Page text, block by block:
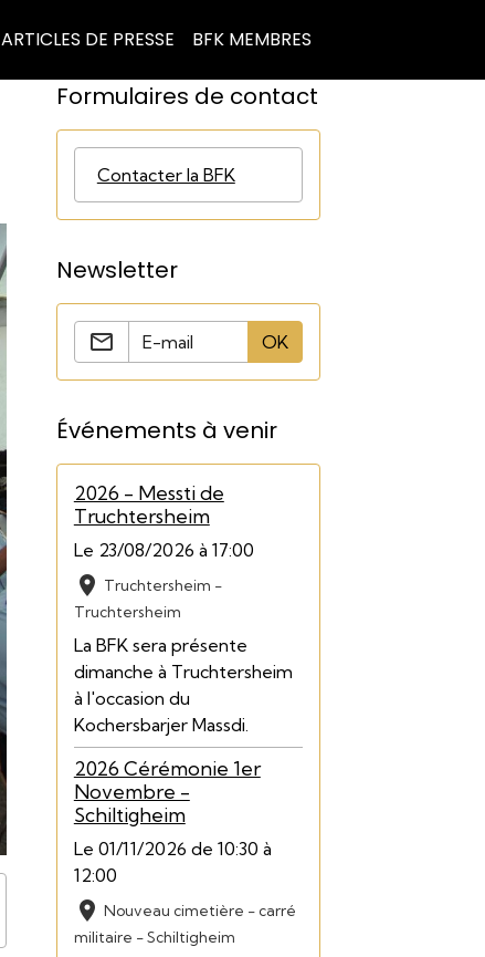
ARTICLES DE PRESSE BFK MEMBRES
Formulaires de contact
Contacter la BFK
Newsletter
OK
Événements à venir
2026 - Messti de
Truchtersheim
Le 23/08/2026 à 17:00
Truchtersheim -
Truchtersheim
La BFK sera présente
dimanche à Truchtersheim
à l'occasion du
Kochersbarjer Massdi.
2026 Cérémonie 1er
Novembre -
Schiltigheim
Le 01/11/2026 de 10:30 à
12:00
Nouveau cimetière - carré
militaire - Schiltigheim